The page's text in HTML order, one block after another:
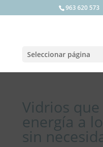
963 620 573
Seleccionar página
Vidrios
energía a
sin